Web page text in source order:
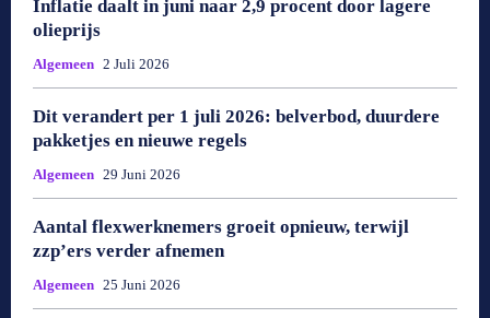
Inflatie daalt in juni naar 2,9 procent door lagere
olieprijs
Algemeen 2 Juli 2026
Dit verandert per 1 juli 2026: belverbod, duurdere
pakketjes en nieuwe regels
Algemeen 29 Juni 2026
Aantal flexwerknemers groeit opnieuw, terwijl
zzp’ers verder afnemen
Algemeen 25 Juni 2026